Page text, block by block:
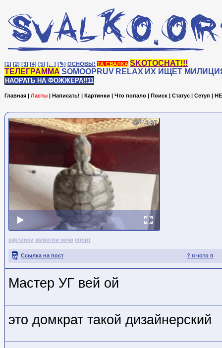
[1] [2] [3] [4] [5] [♩] [✎] ОСНОВЫ! ТА СВАЛКА SKOTOCHAT!!!
ТЕЛЕГРАММА SOMOOPRUV RELAX ИХ ИЩЕТ
НАОРАТЬ НА ФОЖЖЕРА!!11
Главная | Ласты | Написать! | Картинки | Что попало | Поиск | Статус | Сетуп |
картинки животни чочо спорт
? я чото п
Ссылка на пост
Мастер УГ вей ой
это домкрат такой дизайнерский